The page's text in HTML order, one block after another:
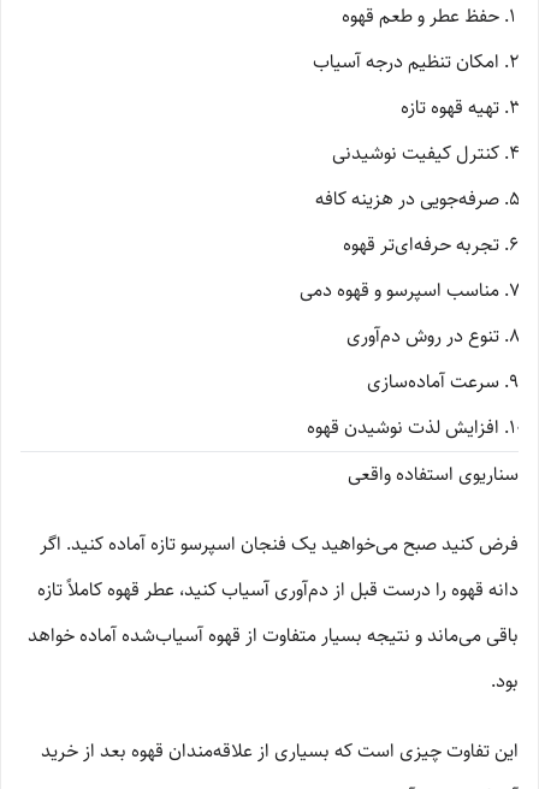
حفظ عطر و طعم قهوه
امکان تنظیم درجه آسیاب
تهیه قهوه تازه
کنترل کیفیت نوشیدنی
صرفه‌جویی در هزینه کافه
تجربه حرفه‌ای‌تر قهوه
مناسب اسپرسو و قهوه دمی
تنوع در روش دم‌آوری
سرعت آماده‌سازی
افزایش لذت نوشیدن قهوه
سناریوی استفاده واقعی
فرض کنید صبح می‌خواهید یک فنجان اسپرسو تازه آماده کنید. اگر
دانه قهوه را درست قبل از دم‌آوری آسیاب کنید، عطر قهوه کاملاً تازه
باقی می‌ماند و نتیجه بسیار متفاوت از قهوه آسیاب‌شده آماده خواهد
بود.
این تفاوت چیزی است که بسیاری از علاقه‌مندان قهوه بعد از خرید